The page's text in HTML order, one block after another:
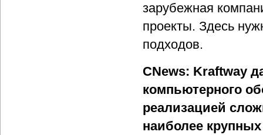
зарубежная
проекты. Здесь
подходов.
CNews: Kraftway
компьютерного
реализацией
наиболее